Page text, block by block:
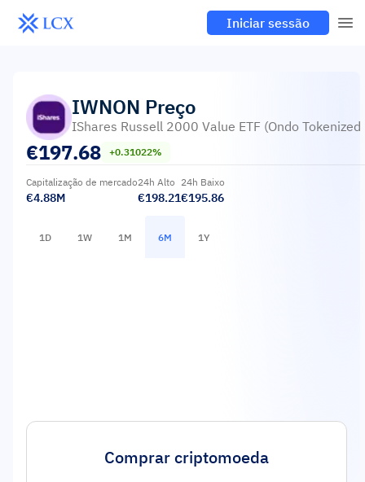
Iniciar sessão
IWNON Preço
IShares Russell 2000 Value ETF (Ondo Tokenized
€197.68 +0.31022%
Capitalização de mercado
€4.88M
24h Alto
€198.21
24h Baixo
€195.86
1D 1W 1M 6M 1Y
Comprar criptomoeda